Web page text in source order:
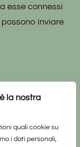
la nostra
quali cookie su
i dati personali,
esse connessi
inviare
in
periodicità.